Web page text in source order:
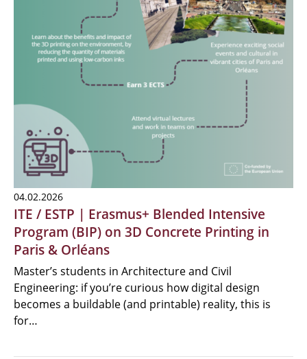
04.02.2026
ITE / ESTP | Erasmus+ Blended Intensive
Program (BIP) on 3D Concrete Printing in
Paris & Orléans
Master’s students in Architecture and Civil
Engineering: if you’re curious how digital design
becomes a buildable (and printable) reality, this is
for…